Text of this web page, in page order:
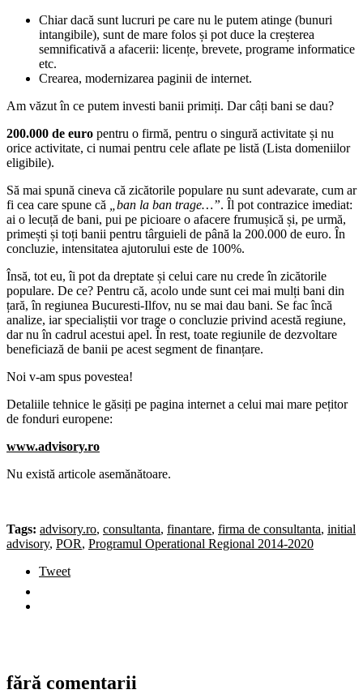
Chiar dacă sunt lucruri pe care nu le putem atinge (bunuri
intangibile), sunt de mare folos și pot duce la creșterea
semnificativă a afacerii: licențe, brevete, programe informatice
etc.
Crearea, modernizarea paginii de internet.
Am văzut în ce putem investi banii primiți. Dar câți bani se dau?
200.000 de euro pentru o firmă, pentru o singură activitate și nu
orice activitate, ci numai pentru cele aflate pe listă (Lista domeniilor
eligibile).
Să mai spună cineva că zicătorile populare nu sunt adevarate, cum ar
fi cea care spune că
„ban la ban trage…”. Îl pot contrazice imediat:
ai o lecuță de bani, pui pe picioare o afacere frumușică și, pe urmă,
primești și toți banii pentru târguieli de până la 200.000 de euro. În
concluzie, intensitatea ajutorului este de 100%.
Însă, tot eu, îi pot da dreptate și celui care nu crede în zicătorile
populare. De ce? Pentru că, acolo unde sunt cei mai mulți bani din
țară, în regiunea Bucuresti-Ilfov, nu se mai dau bani. Se fac încă
analize, iar specialiștii vor trage o concluzie privind acestă regiune,
dar nu în cadrul acestui apel. În rest, toate regiunile de dezvoltare
beneficiază de banii pe acest segment de finanțare.
Noi v-am spus povestea!
Detaliile tehnice le găsiți pe pagina internet a celui mai mare pețitor
de fonduri europene:
www.advisory.ro
Nu există articole asemănătoare.
Tags: advisory.ro, consultanta, finantare, firma de consultanta, initial
advisory, POR, Programul Operational Regional 2014-2020
Tweet
fără comentarii